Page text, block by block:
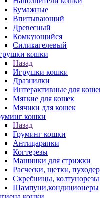
Бумажные
Впитывающий
Древесный
Комкующийся
Силикагелевый
кошки
Назад
Игрушки кошки
Дразнилки
Интерактивные для
Мягкие для кошек
Мячики для кошек
кошки
Назад
Груминг кошки
Антицарапки
Когтерезы
Машинки для стрижки
Расчески, щетки,
Скребницы, колтунорезы
Шампуни,кондиционеры
кошки